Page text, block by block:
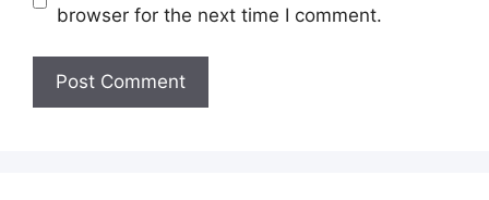
browser for the next time I comment.